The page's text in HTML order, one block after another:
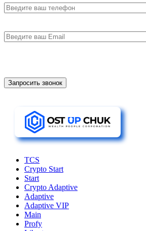
TCS
Crypto Start
Start
Crypto Adaptive
Adaptive
Adaptive VIP
Main
Profy